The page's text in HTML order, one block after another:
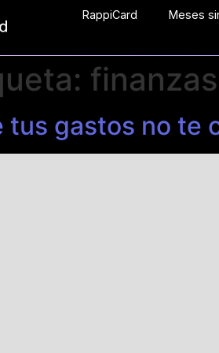
RappiCard Meses
tus gastos no te